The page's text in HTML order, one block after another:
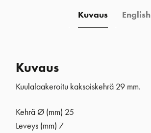
Kuvaus English
Kuvaus
Kuulalaakeroitu kaksoiskehrä 29 mm.
Kehrä Ø (mm) 25
Leveys (mm) 7